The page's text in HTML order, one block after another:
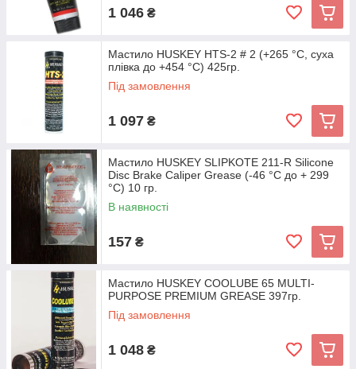
1 046 ₴
Мастило HUSKEY HTS-2 # 2 (+265 °С, суха
плівка до +454 °С) 425гр.
Під замовлення
1 097 ₴
Мастило HUSKEY SLIPKOTE 211-R Silicone
Disc Brake Caliper Grease (-46 °С до + 299
°С) 10 гр.
В наявності
157 ₴
Мастило HUSKEY COOLUBE 65 MULTI-
PURPOSE PREMIUM GREASE 397гр.
Під замовлення
1 048 ₴